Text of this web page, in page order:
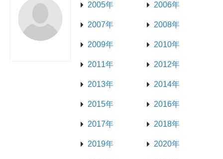
2005年 2006年
2007年 2008年
2009年 2010年
2011年 2012年
2013年 2014年
2015年 2016年
2017年 2018年
2019年 2020年